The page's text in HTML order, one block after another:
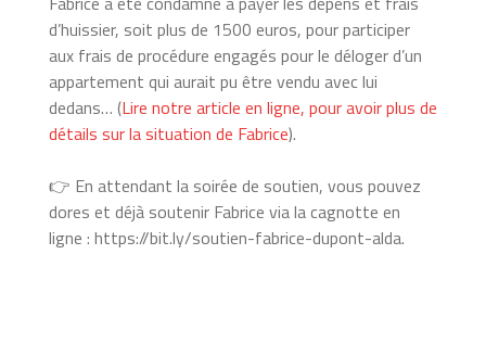
d’huissier, soit plus de 1500 euros, pour participer
aux frais de procédure engagés pour le déloger d’un
appartement qui aurait pu être vendu avec lui
dedans… (Lire notre article en ligne, pour avoir plus de
détails sur la situation de Fabrice).
👉 En attendant la soirée de soutien, vous pouvez
dores et déjà soutenir Fabrice via la cagnotte en
ligne : https://bit.ly/soutien-fabrice-dupont-alda.